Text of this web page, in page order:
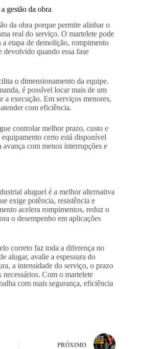
gestão da obra
da obra porque permite alinhar o
real do serviço. O martelete pode
a etapa de demolição, rompimento
devolvido quando essa fase
o dimensionamento da equipe.
é possível locar mais de um
a execução. Em serviços menores,
com eficiência.
controlar melhor prazo, custo e
certo está disponível
com menos interrupções e
aluguel é a melhor alternativa
exige potência, resistência e
acelera rompimentos, reduz o
o desempenho em aplicações
correto faz toda a diferença no
alugar, avalie a espessura do
a intensidade do serviço, o prazo
necessários. Com o martelete
com mais segurança, eficiência
PRÓXIMO